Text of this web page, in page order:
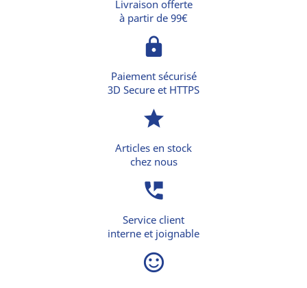
Livraison offerte
à partir de 99€
lock
Paiement sécurisé
3D Secure et HTTPS
star
Articles en stock
chez nous
perm_phone_msg
Service client
interne et joignable
sentiment_satisfied_alt